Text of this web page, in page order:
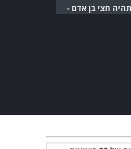
חצי בן אדם -
זוגית עוצרת